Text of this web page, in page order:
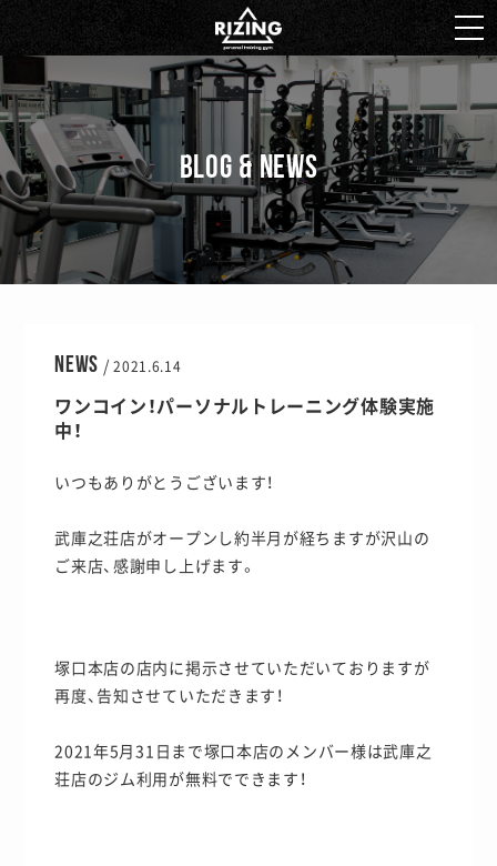
BLOG & NEWS
NEWS /2021.6.14
ワンコイン！パーソナルトレーニング体験実施
中！
いつもありがとうございます！
武庫之荘店がオープンし約半月が経ちますが沢山の
ご来店、感謝申し上げます。
塚口本店の店内に掲示させていただいておりますが
再度、告知させていただきます！
2021年5月31日まで塚口本店のメンバー様は武庫之
荘店のジム利用が無料でできます！